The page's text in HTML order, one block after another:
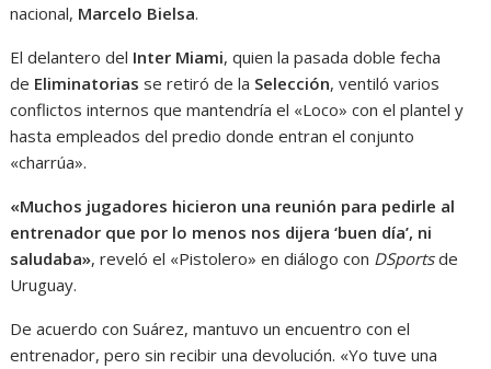
nacional, Marcelo Bielsa.
El delantero del Inter Miami, quien la pasada doble fecha
de Eliminatorias se retiró de la Selección, ventiló varios
conflictos internos que mantendría el «Loco» con el plantel y
hasta empleados del predio donde entran el conjunto
«charrúa».
«Muchos jugadores hicieron una reunión para pedirle al
entrenador que por lo menos nos dijera ‘buen día’, ni
saludaba», reveló el «Pistolero» en diálogo con DSportsde
Uruguay.
De acuerdo con Suárez, mantuvo un encuentro con el
entrenador, pero sin recibir una devolución. «Yo tuve una